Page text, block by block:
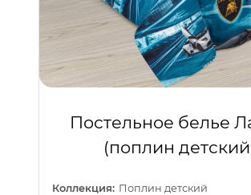
Постельное белье
(поплин
Коллекция: Поплин детский